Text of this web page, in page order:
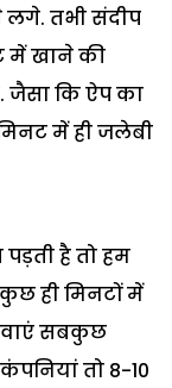
लगे. तभी संदीप
में खाने की
जैसा कि ऐप का
मिनट में ही जलेबी
है तो हम
ही मिनटों में
सबकुछ
तो 8-10